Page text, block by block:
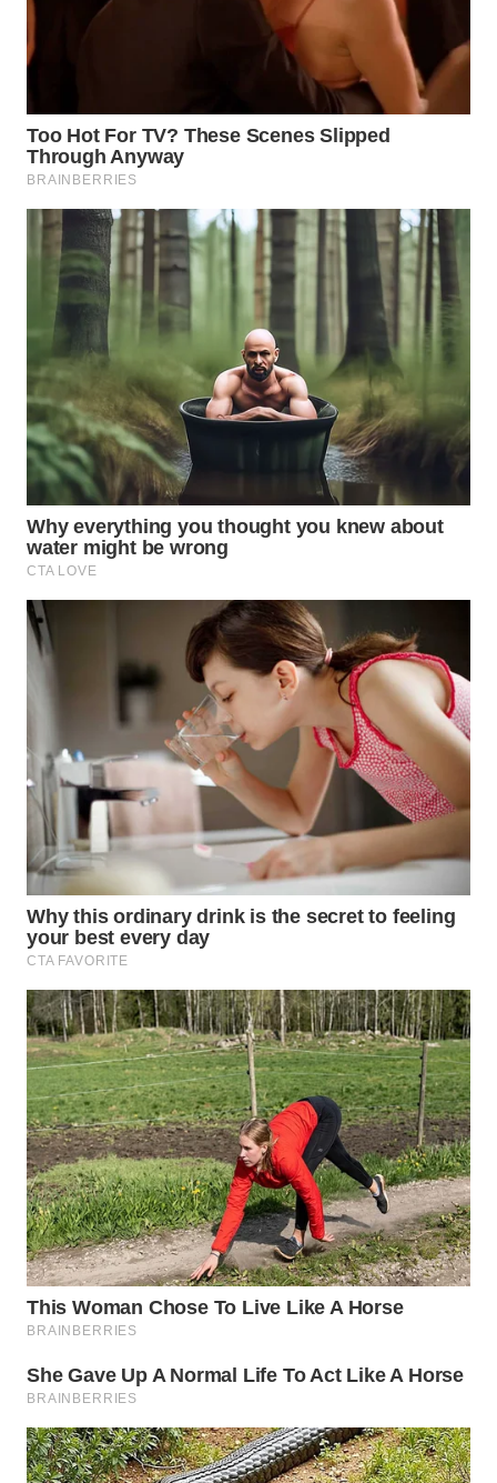
WN
DEPOK
TAPANULI
UTARA
WN
SAMOSIR
WN
PADANG
LAWAS
WN
SUMEDANG
WN
CIANJUR
WN
TANGERANG
WN
BINJAI
WN
CIREBON
WN
INDRAMAYU
WN
KUNINGAN
WN
MAJALENGKA
WN
SUBANG
WN
SUKABUMI
WN
PURWAKARTA